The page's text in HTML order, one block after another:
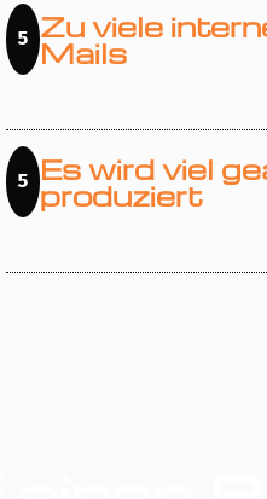
5 Zu viele
Mails
5 Es wird viel
produziert